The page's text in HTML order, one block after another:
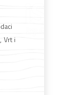
, Vrt i